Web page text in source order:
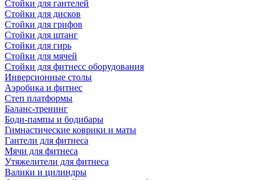
Стойки для гантелей
Стойки для дисков
Стойки для грифов
Стойки для штанг
Стойки для гирь
Стойки для мячей
Стойки для фитнесс оборудования
Инверсионные столы
Аэробика и фитнес
Степ платформы
Баланс-тренинг
Боди-пампы и бодибары
Гимнастические коврики и маты
Гантели для фитнеса
Мячи для фитнеса
Утяжелители для фитнеса
Валики и цилиндры